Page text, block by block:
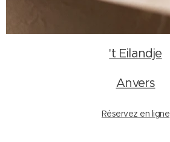
't Eilandje
Anvers
Réservez en ligne